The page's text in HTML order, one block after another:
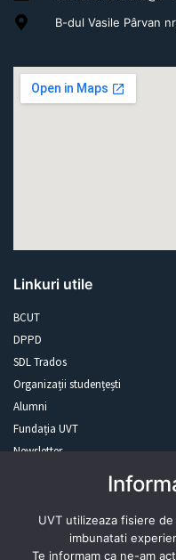
B-dul Vasile Pârvan
Linkuri utile
BCUT
DPPD
SDL Trados
Organizații studențești
Alumni
Fundația UVT
Newsletter
Revista presei
UVT utilizeaza fisiere
imbunatati
Te informam ca ne-am